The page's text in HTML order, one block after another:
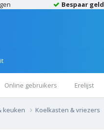
Bespaar geld
Online gebruikers Erelijst
keuken Koelkasten & vriezers